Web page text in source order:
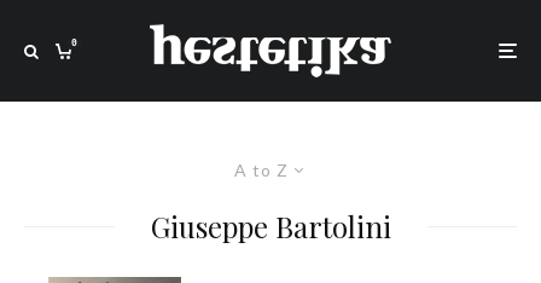
0
A to Z
Giuseppe Bartolini